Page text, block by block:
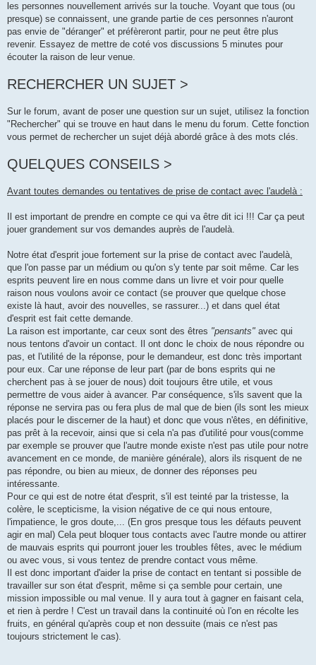
les personnes nouvellement arrivés sur la touche. Voyant que tous (ou
presque) se connaissent, une grande partie de ces personnes n'auront
pas envie de "déranger" et préfèreront partir, pour ne peut être plus
revenir. Essayez de mettre de coté vos discussions 5 minutes pour
écouter la raison de leur venue.
RECHERCHER UN SUJET >
Sur le forum, avant de poser une question sur un sujet, utilisez la fonction
"Rechercher" qui se trouve en haut dans le menu du forum. Cette fonction
vous permet de rechercher un sujet déjà abordé grâce à des mots clés.
QUELQUES CONSEILS >
Avant toutes demandes ou tentatives de prise de contact avec l'audelà :
Il est important de prendre en compte ce qui va être dit ici !!! Car ça peut
jouer grandement sur vos demandes auprès de l'audelà.
Notre état d'esprit joue fortement sur la prise de contact avec l'audelà,
que l'on passe par un médium ou qu'on s'y tente par soit même. Car les
esprits peuvent lire en nous comme dans un livre et voir pour quelle
raison nous voulons avoir ce contact (se prouver que quelque chose
existe là haut, avoir des nouvelles, se rassurer...) et dans quel état
d'esprit est fait cette demande.
La raison est importante, car ceux sont des êtres "pensants" avec qui
nous tentons d'avoir un contact. Il ont donc le choix de nous répondre ou
pas, et l'utilité de la réponse, pour le demandeur, est donc très important
pour eux. Car une réponse de leur part (par de bons esprits qui ne
cherchent pas à se jouer de nous) doit toujours être utile, et vous
permettre de vous aider à avancer. Par conséquence, s'ils savent que la
réponse ne servira pas ou fera plus de mal que de bien (ils sont les mieux
placés pour le discerner de la haut) et donc que vous n'êtes, en définitive,
pas prêt à la recevoir, ainsi que si cela n'a pas d'utilité pour vous(comme
par exemple se prouver que l'autre monde existe n'est pas utile pour notre
avancement en ce monde, de manière générale), alors ils risquent de ne
pas répondre, ou bien au mieux, de donner des réponses peu
intéressante.
Pour ce qui est de notre état d'esprit, s'il est teinté par la tristesse, la
colère, le scepticisme, la vision négative de ce qui nous entoure,
l'impatience, le gros doute,... (En gros presque tous les défauts peuvent
agir en mal) Cela peut bloquer tous contacts avec l'autre monde ou attirer
de mauvais esprits qui pourront jouer les troubles fêtes, avec le médium
ou avec vous, si vous tentez de prendre contact vous même.
Il est donc important d'aider la prise de contact en tentant si possible de
travailler sur son état d'esprit, même si ça semble pour certain, une
mission impossible ou mal venue. Il y aura tout à gagner en faisant cela,
et rien à perdre ! C'est un travail dans la continuité où l'on en récolte les
fruits, en général qu'après coup et non dessuite (mais ce n'est pas
toujours strictement le cas).